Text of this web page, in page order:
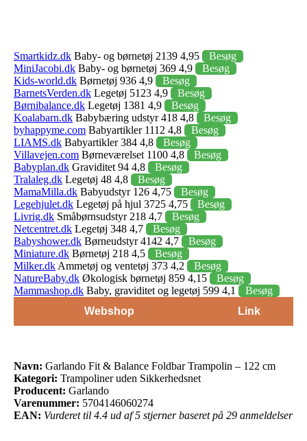
Smartkidz.dk Baby- og børnetøj 2139 4,95
Besøg
MiniJacobi.dk Baby- og børnetøj 369 4,9
Besøg
Kids-world.dk Børnetøj 936 4,9
Besøg
BarnetsVerden.dk Legetøj 5123 4,9
Besøg
Børnibalance.dk Legetøj 1381 4,9
Besøg
Koalabarn.dk Babybæring udstyr 418 4,8
Besøg
byhappyme.com Babyartikler 1112 4,8
Besøg
LIAMS.dk Babyartikler 384 4,8
Besøg
Villavejen.com Børneværelset 1100 4,8
Besøg
Babyplan.dk Graviditet 94 4,8
Besøg
Tralaleg.dk Legetøj 48 4,8
Besøg
MamaMilla.dk Babyudstyr 126 4,75
Besøg
Legehjulet.dk Legetøj på hjul 3725 4,75
Besøg
Livrig.dk Småbørnsudstyr 218 4,7
Besøg
Netcentret.dk Legetøj 348 4,7
Besøg
Babyshower.dk Børneudstyr 4142 4,7
Besøg
Miniature.dk Børnetøj 218 4,5
Besøg
Milker.dk Ammetøj og ventetøj 373 4,2
Besøg
NatureBaby.dk Økologisk børnetøj 859 4,15
Besøg
Mammashop.dk Baby, graviditet og legetøj 599 4,1
Besøg
Webshop
Link
Navn: Garlando Fit & Balance Foldbar Trampolin – 122 cm
Kategori: Trampoliner uden Sikkerhedsnet
Producent: Garlando
Varenummer: 5704146060274
EAN: Vurderet til 4.4 ud af 5 stjerner baseret på 29 anmeldelser